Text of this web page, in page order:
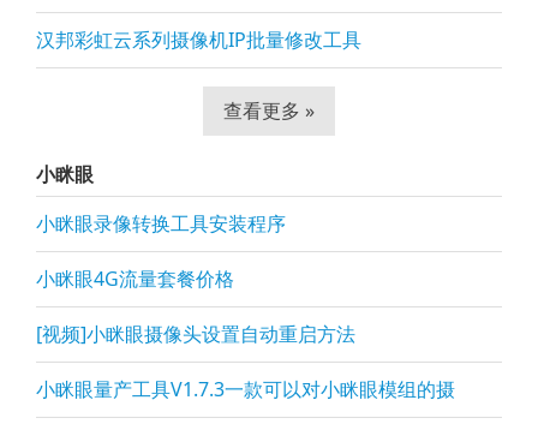
汉邦彩虹云系列摄像机IP批量修改工具
查看更多 »
小眯眼
小眯眼录像转换工具安装程序
小眯眼4G流量套餐价格
[视频]小眯眼摄像头设置自动重启方法
小眯眼量产工具V1.7.3一款可以对小眯眼模组的摄